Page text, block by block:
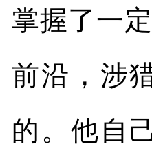
掌握了一
前沿，涉
的。他自